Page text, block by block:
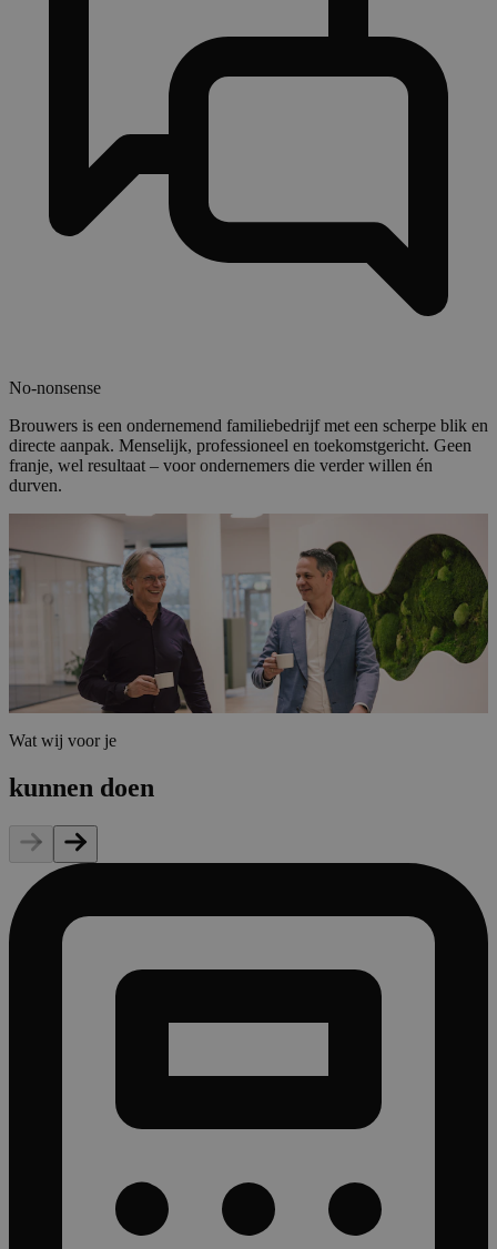
No-nonsense
Brouwers is een ondernemend familiebedrijf met een scherpe blik en
directe aanpak. Menselijk, professioneel en toekomstgericht. Geen
franje, wel resultaat – voor ondernemers die verder willen én
durven.
Wat wij voor je
kunnen doen